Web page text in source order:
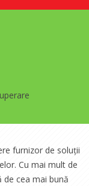
furnizor de soluții
Cu mai mult de
de cea mai bună